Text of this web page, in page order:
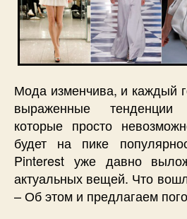
Мода изменчива, и каждый
выраженные
которые просто
будет на пике
Pinterest уже давно
актуальных вещей. Что
– Об этом и предлагаем